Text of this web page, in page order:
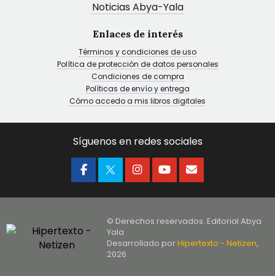
Noticias Abya-Yala
Enlaces de interés
Términos y condiciones de uso
Política de protección de datos personales
Condiciones de compra
Políticas de envío y entrega
Cómo accedo a mis libros digitales
Síguenos en redes sociales
© Derechos reservados. Editorial Abya
Yala
Desarrollado porHipertexto - Netizen,
2026